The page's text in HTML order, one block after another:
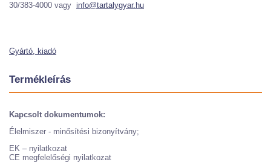
30/383-4000 vagy info@tartalygyar.hu
Gyártó, kiadó
Termékleírás
Kapcsolt dokumentumok:
Élelmiszer - minősítési bizonyítvány;
EK – nyilatkozat
CE megfelelőségi nyilatkozat